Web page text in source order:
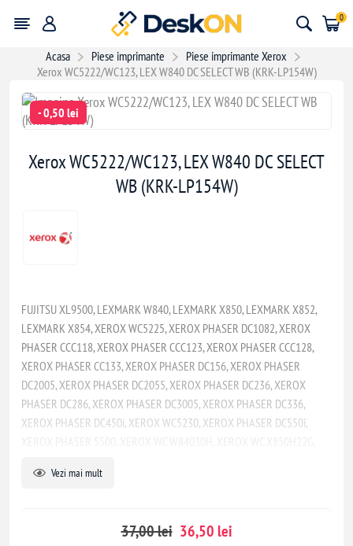
0
Acasa Piese imprimante
Piese imprimante Xerox
Xerox WC5222/WC123, LEX W840 DC SELECT WB (KRK-LP154W)
- 0,50 lei
Xerox WC5222/WC123, LEX W840 DC SELECT
WB (KRK-LP154W)
FUJITSU XL9500, LEXMARK W840, LEXMARK X850, LEXMARK X852,
LEXMARK X854, XEROX WC5225, XEROX PHASER DC1082, XEROX
PHASER CCC118, XEROX PHASER CCC123, XEROX PHASER CCC128,
XEROX PHASER CC133, XEROX PHASER DC156, XEROX PHASER
DC2005, XEROX PHASER DC2055, XEROX PHASER DC236, XEROX
PHASER DC286, XEROX PHASER DC3005, XEROX PHASER DC336,
XEROX PHASER DC450i, XEROX WC5230, XEROX PHASER DC550i,
XEROX WC M128, XEROX WC118, XEROX WC PRO 123, XEROX WC PRO
Vezi mai mult
37,00 lei 36,50 lei